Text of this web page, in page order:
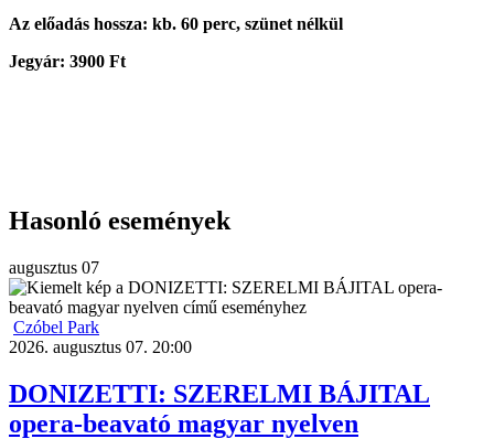
Az előadás hossza: kb. 60 perc, szünet nélkül
Jegyár: 3900 Ft
Hasonló események
augusztus 07
Czóbel Park
2026. augusztus 07. 20:00
DONIZETTI: SZERELMI BÁJITAL
opera-beavató magyar nyelven